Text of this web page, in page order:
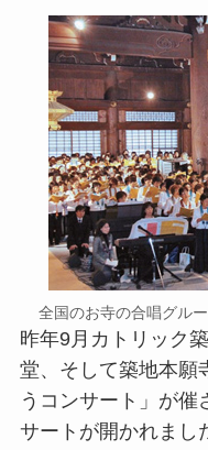
全国のお寺の合唱グル
昨年9月カトリック
堂、そして築地本願
うコンサート」が催
サートが開かれまし